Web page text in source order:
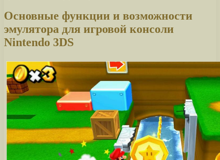
Основные функции и возможности
эмулятора для игровой консоли
Nintendo 3DS